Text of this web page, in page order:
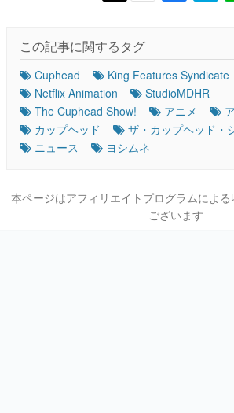
この記事に関するタグ
Cuphead King Features Syndicate
Netflix Animation
StudioMDHR
The Cuphead Show!
アニメ
カップヘッド
ザ・カップヘッド・
ニュース
ヨシムネ
本ページはアフィリエイトプログラムによ
ございます